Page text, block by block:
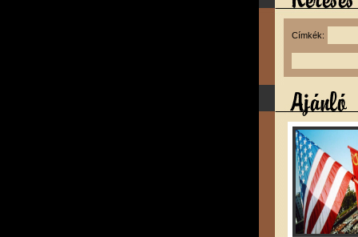
Címkék: